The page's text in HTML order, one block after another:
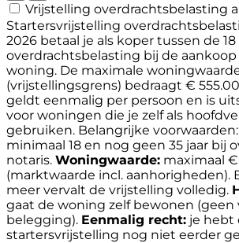
Vrijstelling overdrachtsbelasting
Startersvrijstelling
2026 betaal je als koper tussen de
overdrachtsbelasting bij de aankoop
woning. De maximale
(vrijstellingsgrens) bedraagt €
geldt eenmalig per persoon en is
voor woningen die je zelf als
gebruiken. Belangrijke voorwaarden:
minimaal 18 en nog geen 35 jaar bij
notaris. Woningwaarde: maximaal
(marktwaarde incl. aanhorigheden).
meer vervalt de vrijstelling volledig.
gaat de woning zelf bewonen (geen
belegging). Eenmalig recht: je hebt
startersvrijstelling nog niet eerder